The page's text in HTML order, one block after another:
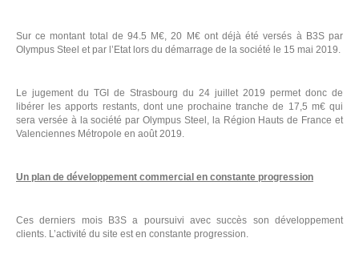
Sur ce montant total de 94.5 M€, 20 M€ ont déjà été versés à B3S par
Olympus Steel et par l’Etat lors du démarrage de la société le 15 mai 2019.
Le jugement du TGI de Strasbourg du 24 juillet 2019 permet donc de
libérer les apports restants, dont une prochaine tranche de 17,5 m€ qui
sera versée à la société par Olympus Steel, la Région Hauts de France et
Valenciennes Métropole en août 2019.
Un plan de développement commercial en constante progression
Ces derniers mois B3S a poursuivi avec succès son développement
clients. L’activité du site est en constante progression.